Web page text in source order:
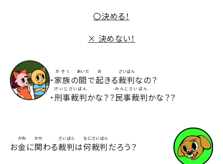
〇決める！
× 決めない！
・家族
かぞく
の間
あいだ
で起
お
きる裁判
さいばん
なの？
・刑事裁判
けいじさいばん
かな？？民事裁判
みんじさいばん
かな？？
お金
かね
に関
かか
わる裁判
さいばん
は何裁判
なにさいばん
だろう？